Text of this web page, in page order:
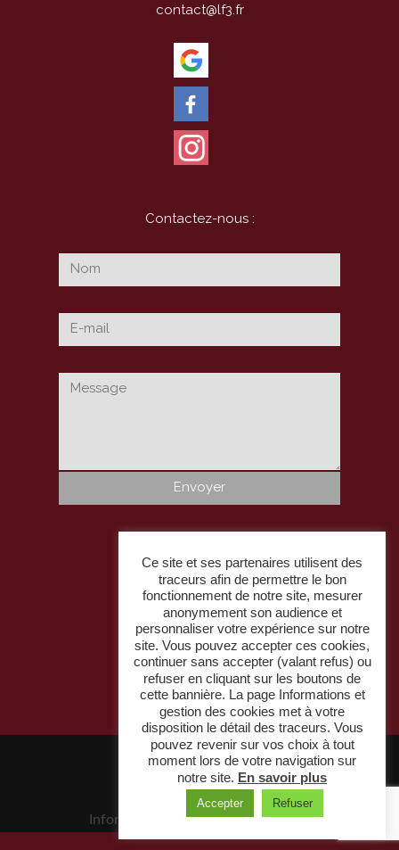
contact@lf3.fr
Contactez-nous :
LFIII conseil
Nos services
Nos produits
Réalisations
Actualités et contact
Réalisé parCom'On
|
Partenaires /
Mentions légales /
Informations et gestion des cookies
Ce site et ses partenaires utilisent des
traceurs afin de permettre le bon
fonctionnement de notre site, mesurer
anonymement son audience et
personnaliser votre expérience sur notre
site. Vous pouvez accepter ces cookies,
continuer sans accepter (valant refus) ou
refuser en cliquant sur les boutons de
cette bannière. La page Informations et
gestion des cookies met à votre
disposition le détail des traceurs. Vous
pouvez revenir sur vos choix à tout
moment lors de votre navigation sur
notre site. En savoir plus
Accepter Refuser